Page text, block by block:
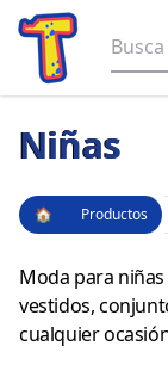
Niñas
🏠 Productos
Moda para
vestidos,
cualquier